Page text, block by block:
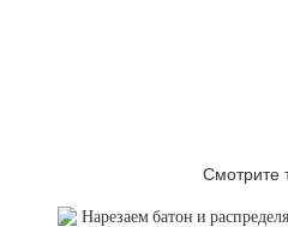
Смотрите